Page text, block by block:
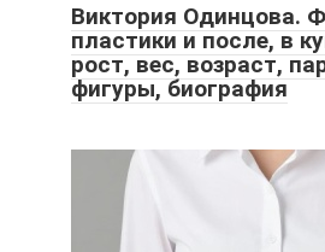
Виктория Одинцова.
пластики и после, в
рост, вес, возраст,
фигуры, биография